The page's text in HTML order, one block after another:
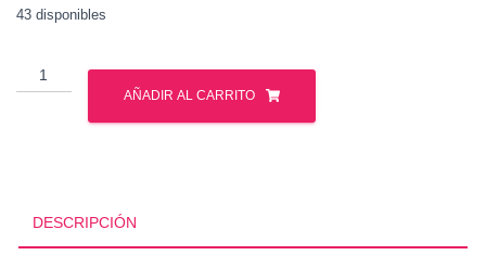
43 disponibles
Testosterona
Enantato
AÑADIR AL CARRITO
DESCRIPCIÓN